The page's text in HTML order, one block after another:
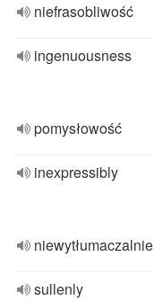
niefrasobliwość
ingenuousness
pomysłowość
inexpressibly
niewytłumaczalnie
sullenly